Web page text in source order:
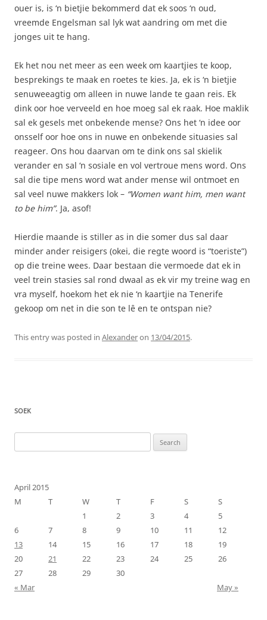
ouer is, is ‘n bietjie bekommerd dat ek soos ‘n oud,
vreemde Engelsman sal lyk wat aandring om met die
jonges uit te hang.
Ek het nou net meer as een week om kaartjies te koop,
besprekings te maak en roetes te kies. Ja, ek is ‘n bietjie
senuweeagtig om alleen in nuwe lande te gaan reis. Ek
dink oor hoe verveeld en hoe moeg sal ek raak. Hoe maklik
sal ek gesels met onbekende mense? Ons het ‘n idee oor
onsself oor hoe ons in nuwe en onbekende situasies sal
reageer. Ons hou daarvan om te dink ons sal skielik
verander en sal ‘n sosiale en vol vertroue mens word. Ons
sal die tipe mens word wat ander mense wil ontmoet en
sal veel nuwe makkers lok – “Women want him, men want
to be him”. Ja, asof!
Hierdie maande is stiller as in die somer dus sal daar
minder ander reisigers (okei, die regte woord is “toeriste”)
op die treine wees. Daar bestaan die vermoede dat ek in
veel trein stasies sal rond dwaal as ek vir my treine wag en
vra myself, hoekom het ek nie ‘n kaartjie na Tenerife
gekoop om net in die son te lê en te ontspan nie?
This entry was posted in Alexanderon 13/04/2015.
SOEK
for:
April 2015
M
T W T F S
S
1
2 3 4
5
6
7 8 9 10 11
12
13
14 15 16 17 18
19
20
21 22 23 24 25
26
27
28 29
30
« Mar
May »